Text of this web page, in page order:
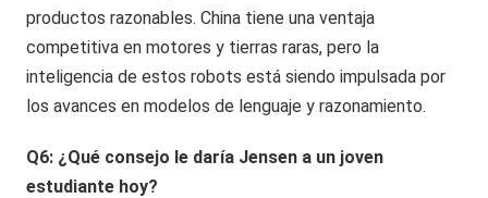
productos razonables. China tiene una ventaja
competitiva en motores y tierras raras, pero la
inteligencia de estos robots está siendo impulsada por
los avances en modelos de lenguaje y razonamiento.
Q6: ¿Qué consejo le daría Jensen a un joven
estudiante hoy?